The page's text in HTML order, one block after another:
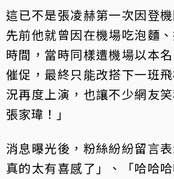
這已不是張凌赫第一次因登
先前他就曾因在機場吃泡麵
時間，當時同樣遭機場以本
催促，最終只能改搭下一班
況再度上演，也讓不少網友
張家瑋！」
消息曝光後，粉絲紛紛留言
真的太有喜感了」、「哈哈